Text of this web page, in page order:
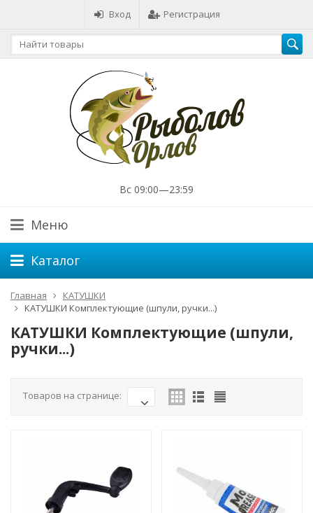
Вход Регистрация
Вс 09:00—23:59
Меню
Каталог
Главная
КАТУШКИ
КАТУШКИ Комплектующие (шпули, ручки...)
КАТУШКИ Комплектующие (шпули,
ручки...)
Товаров на странице: